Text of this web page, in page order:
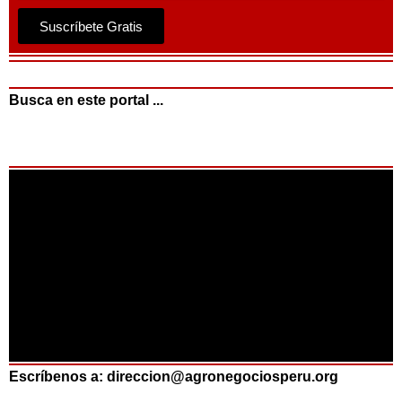
Suscríbete Gratis
Busca en este portal ...
Escríbenos a: direccion@agronegociosperu.org